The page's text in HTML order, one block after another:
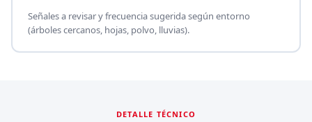
Señales a revisar y frecuencia sugerida según entorno
(árboles cercanos, hojas, polvo, lluvias).
DETALLE TÉCNICO